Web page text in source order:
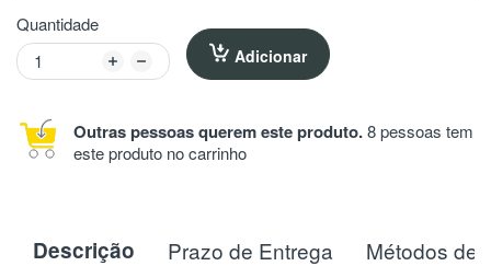
Quantidade
Adicionar
Outras pessoas querem este produto.8 pessoas tem
este produto no carrinho
Descrição Prazo de Entrega Métodos de